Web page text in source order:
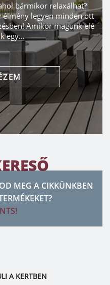
bármikor relaxálhat?
élmény legyen minden ott
Amikor magunk elé
egy...
MEG A CIKKÜNKBEN
A KERTBEN